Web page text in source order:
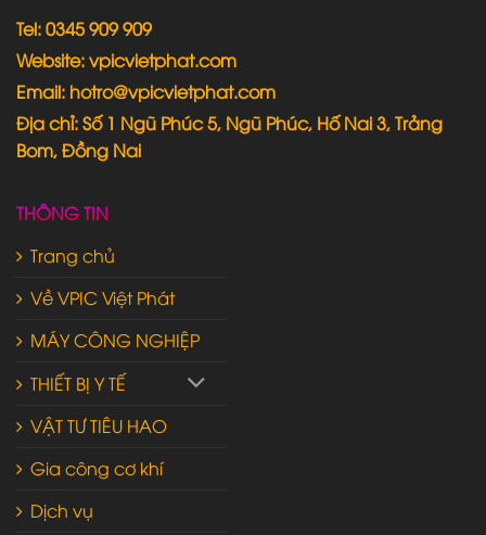
Tel: 0345 909 909
Website: vpicvietphat.com
Email: hotro@vpicvietphat.com
Địa chỉ: Số 1 Ngũ Phúc 5, Ngũ Phúc, Hố Nai 3, Trảng
Bom, Đồng Nai
THÔNG TIN
Trang chủ
Về VPIC Việt Phát
MÁY CÔNG NGHIỆP
THIẾT BỊ Y TẾ
VẬT TƯ TIÊU HAO
Gia công cơ khí
Dịch vụ